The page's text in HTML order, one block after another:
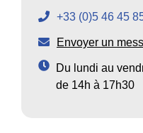
+33 (0)5 46 45
Envoyer un
Du lundi au
de 14h à 17h30